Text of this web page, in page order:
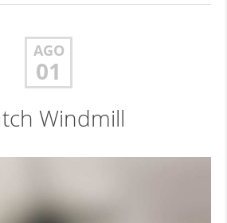
AGO
01
Windmill